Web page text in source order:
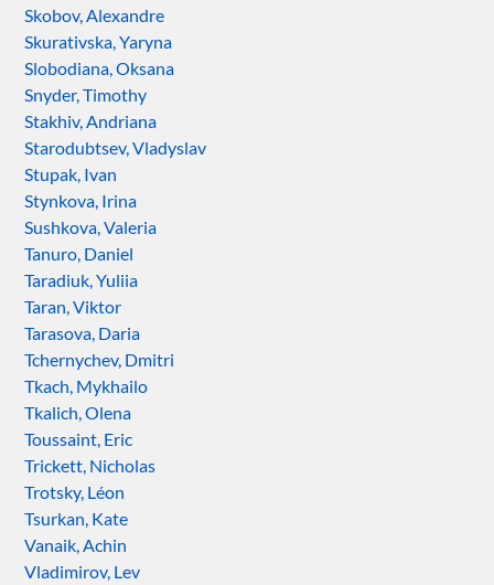
Skobov, Alexandre
Skurativska, Yaryna
Slobodiana, Oksana
Snyder, Timothy
Stakhiv, Andriana
Starodubtsev, Vladyslav
Stupak, Ivan
Stynkova, Irina
Sushkova, Valeria
Tanuro, Daniel
Taradiuk, Yuliia
Taran, Viktor
Tarasova, Daria
Tchernychev, Dmitri
Tkach, Mykhailo
Tkalich, Olena
Toussaint, Eric
Trickett, Nicholas
Trotsky, Léon
Tsurkan, Kate
Vanaik, Achin
Vladimirov, Lev